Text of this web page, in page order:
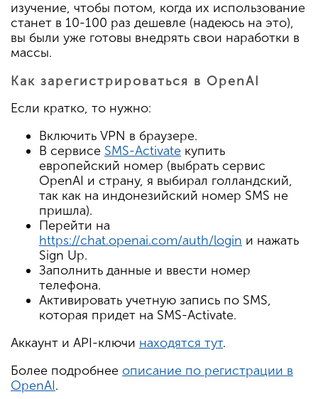
изучение, чтобы потом, когда их использование
станет в 10-100 раз дешевле (надеюсь на это),
вы были уже готовы внедрять свои наработки в
массы.
Как зарегистрироваться в OpenAI
Если кратко, то нужно:
Включить VPN в браузере.
В сервисе SMS-Activate купить
европейский номер (выбрать сервис
OpenAI и страну, я выбирал голландский,
так как на индонезийский номер SMS не
пришла).
Перейти на
https://chat.openai.com/auth/login и нажать
Sign Up.
Заполнить данные и ввести номер
телефона.
Активировать учетную запись по SMS,
которая придет на SMS-Activate.
Аккаунт и API-ключи находятся тут.
Более подробнее описание по регистрации в
OpenAI.